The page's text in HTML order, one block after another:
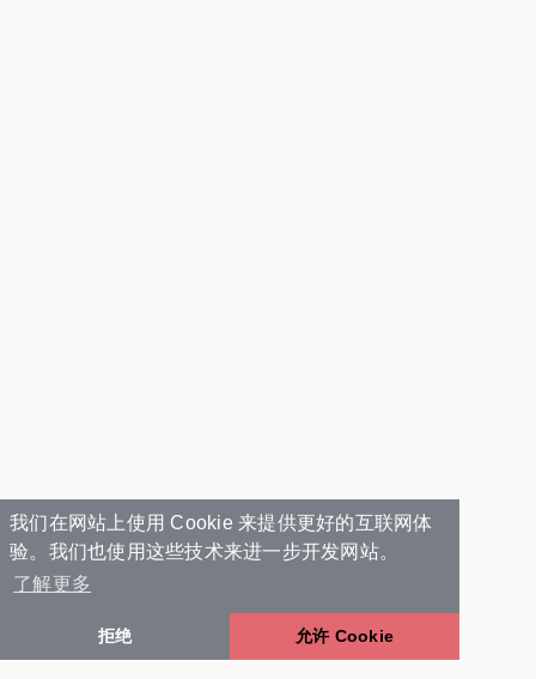
我们在网站上使用 Cookie 来提供更好的互联网体
验。我们也使用这些技术来进一步开发网站。
了解更多
拒绝 允许 Cookie